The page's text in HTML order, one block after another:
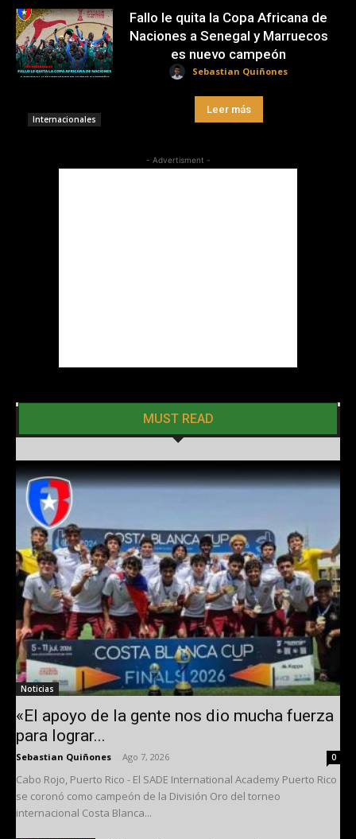
Internacionales
Fallo le quita la Copa Africana de
Naciones a Senegal y Marruecos
es nuevo campeón
Sebastian Quiñones
Leer más
- Advertisment -
MUST READ
Noticias
«El apoyo de la gente nos dio mucha fuerza
para lograr...
Sebastian Quiñones Ago 7, 2026 0
Cabo Rojo, Puerto Rico - El SADE International Academy Puerto Rico
se coronó como campeón de la División Oro del torneo
internacional Costa Blanca...